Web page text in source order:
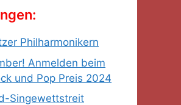
Philharmonikern
Anmelden beim
und Pop Preis 2024
Singewettstreit